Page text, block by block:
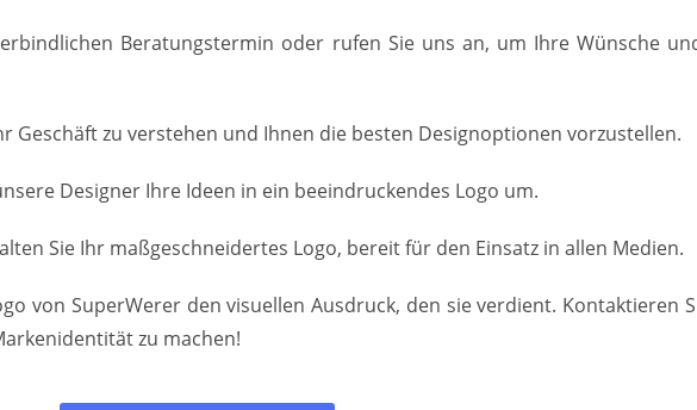
Beratungstermin oder rufen Sie uns an, um Ihre Wünsche
Geschäft zu verstehen und Ihnen die besten Designoptionen vorzustellen.
Designer Ihre Ideen in ein beeindruckendes Logo um.
Sie Ihr maßgeschneidertes Logo, bereit für den Einsatz in allen Medien.
von SuperWerer den visuellen Ausdruck, den sie verdient. Kontaktieren
zu machen!